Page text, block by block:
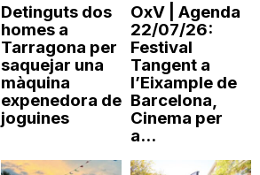
Detinguts dos
homes a
Tarragona per
saquejar una
màquina
expenedora de
joguines
OxV | Agenda
22/07/26:
Festival
Tangent a
l’Eixample de
Barcelona,
Cinema per
a...